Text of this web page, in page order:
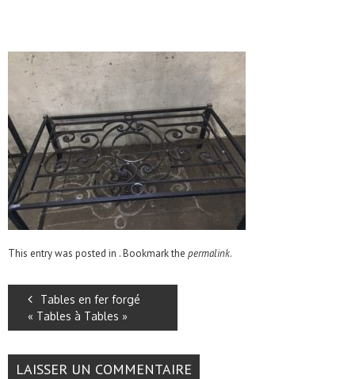
This entry was posted in . Bookmark the permalink.
Tables en fer forgé
« Tables à Tables »
LAISSER UN COMMENTAIRE